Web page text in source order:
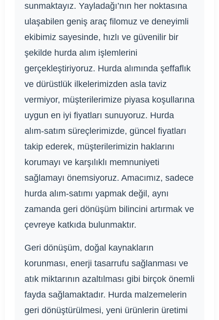
sunmaktayız. Yayladağı’nın her noktasına
ulaşabilen geniş araç filomuz ve deneyimli
ekibimiz sayesinde, hızlı ve güvenilir bir
şekilde hurda alım işlemlerini
gerçekleştiriyoruz. Hurda alımında şeffaflık
ve dürüstlük ilkelerimizden asla taviz
vermiyor, müşterilerimize piyasa koşullarına
uygun en iyi fiyatları sunuyoruz. Hurda
alım-satım süreçlerimizde, güncel fiyatları
takip ederek, müşterilerimizin haklarını
korumayı ve karşılıklı memnuniyeti
sağlamayı önemsiyoruz. Amacımız, sadece
hurda alım-satımı yapmak değil, aynı
zamanda geri dönüşüm bilincini artırmak ve
çevreye katkıda bulunmaktır.
Geri dönüşüm, doğal kaynakların
korunması, enerji tasarrufu sağlanması ve
atık miktarının azaltılması gibi birçok önemli
fayda sağlamaktadır. Hurda malzemelerin
geri dönüştürülmesi, yeni ürünlerin üretimi